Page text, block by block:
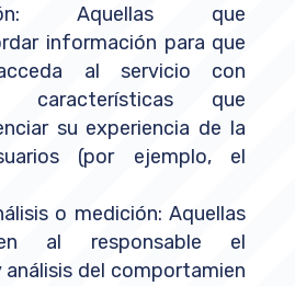
Aquellas que
información para que
al servicio con
características que
su experiencia de la
(por ejemplo, el
o medición: Aquellas
al responsable el
del comportamien